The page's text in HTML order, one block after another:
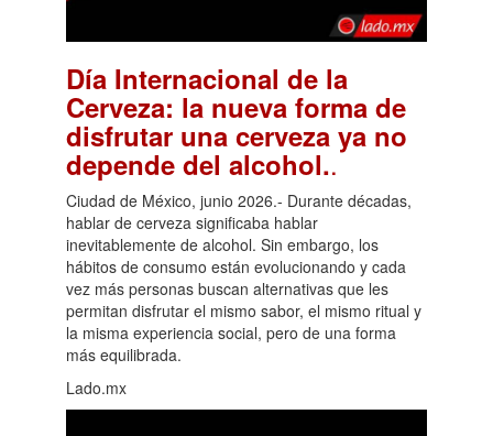
Día Internacional de la
Cerveza: la nueva forma de
disfrutar una cerveza ya no
depende del alcohol..
Ciudad de México, junio 2026.- Durante décadas,
hablar de cerveza significaba hablar
inevitablemente de alcohol. Sin embargo, los
hábitos de consumo están evolucionando y cada
vez más personas buscan alternativas que les
permitan disfrutar el mismo sabor, el mismo ritual y
la misma experiencia social, pero de una forma
más equilibrada.
Lado.mx